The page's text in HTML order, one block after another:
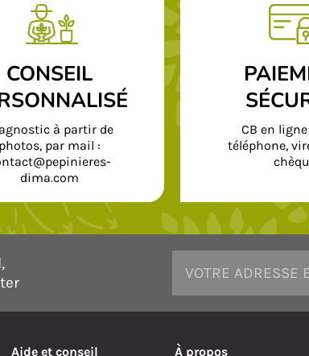
CONSEIL
à partir de
photos, par mail :
dima.com
CB en
téléphone,
Aide et conseil À propos